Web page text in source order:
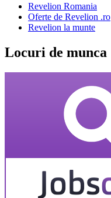
Revelion Romania
Oferte de Revelion .ro
Revelion la munte
Locuri de munca